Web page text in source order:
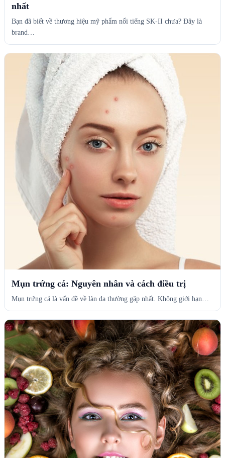
nhất
Bạn đã biết về thương hiệu mỹ phẩm nổi tiếng SK-II chưa? Đây là
brand…
Mụn trứng cá: Nguyên nhân và cách điều trị
Mụn trứng cá là vấn đề về làn da thường gặp nhất. Không giới hạn…